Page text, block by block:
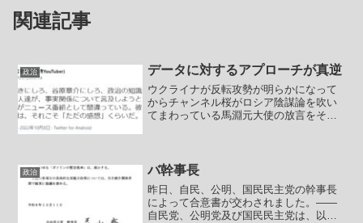
関連記事
政治 データに対するアプローチが真逆
ウクライナが反転攻勢が明らかになって
からチャンネル桜がロシア陰謀論を吹い
てまわっている馬淵元大使の放言をその
の後退は嘘。全てはディー...
政治 バ幹事長
昨日、自民、公明、国民民主党の幹事長
によって合意書が交わされました。――
自民党、公明党及び国民民主党は、以下